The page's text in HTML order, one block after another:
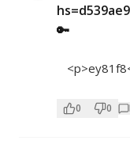
🔑
0 0